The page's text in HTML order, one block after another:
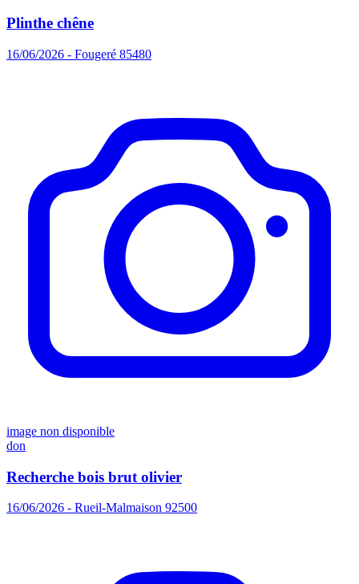
Plinthe chêne
16/06/2026 - Fougeré 85480
image non disponible
don
Recherche bois brut olivier
16/06/2026 - Rueil-Malmaison 92500